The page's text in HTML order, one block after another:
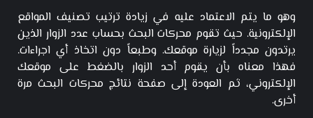
وهو ما يتم الاعتماد عليه في زيادة ترتيب تصنيف المواقع
الإلكترونية. حيث تقوم محركات البحث بحساب عدد الزوار الذين
يرتدون مجدداً لزيارة موقعك. وطبعاً دون اتخاذ أي اجراءات.
فهذا معناه بأن يقوم أحد الزوار بالضغط على موقعك
الإلكتروني، ثم العودة إلى صفحة نتائج محركات البحث مرة
أخرى.